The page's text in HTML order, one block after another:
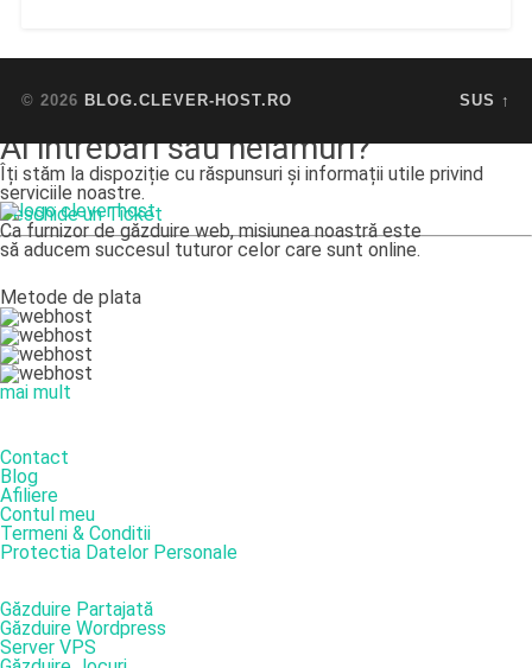
© 2026 BLOG.CLEVER-HOST.RO SUS ↑
Ai intrebări sau nelămuri?
Îți stăm la dispoziție cu răspunsuri și informații utile privind
serviciile noastre.
Deschide un Ticket
Ca furnizor de găzduire web, misiunea noastră este
să aducem succesul tuturor celor care sunt online.
Metode de plata
mai mult
Contact
Blog
Afiliere
Contul meu
Termeni & Conditii
Protectia Datelor Personale
Găzduire Partajată
Găzduire Wordpress
Server VPS